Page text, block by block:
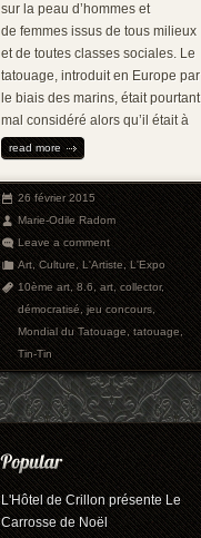
sur la peau d’hommes et
de femmes issus de tous milieux
et de toutes classes sociales. Le
tatouage, introduit en Europe par
le biais des marins, était pourtant
mal considéré alors qu’il était à
read more
26 février 2015
Marie-Odile Radom
Leave a comment
Art,Culture,L'Artiste,L'Expo
10ème art,8.6,art,collector,
démocratisé,jeu concours,
Mondial du Tatouage,tatouage,
Tin-Tin
L'Hôtel de Crillon présente Le
Carrosse de Noël